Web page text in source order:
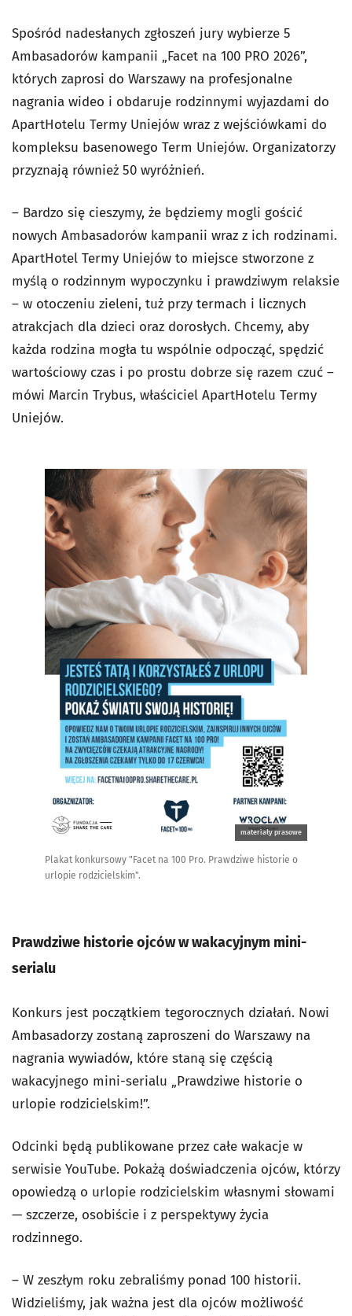
Spośród nadesłanych zgłoszeń jury wybierze 5
Ambasadorów kampanii „Facet na 100 PRO 2026”,
których zaprosi do Warszawy na profesjonalne
nagrania wideo i obdaruje rodzinnymi wyjazdami do
ApartHotelu Termy Uniejów wraz z wejściówkami do
kompleksu basenowego Term Uniejów. Organizatorzy
przyznają również 50 wyróżnień.
– Bardzo się cieszymy, że będziemy mogli gościć
nowych Ambasadorów kampanii wraz z ich rodzinami.
ApartHotel Termy Uniejów to miejsce stworzone z
myślą o rodzinnym wypoczynku i prawdziwym relaksie
– w otoczeniu zieleni, tuż przy termach i licznych
atrakcjach dla dzieci oraz dorosłych. Chcemy, aby
każda rodzina mogła tu wspólnie odpocząć, spędzić
wartościowy czas i po prostu dobrze się razem czuć –
mówi Marcin Trybus, właściciel ApartHotelu Termy
Uniejów.
materiały prasowe
Plakat konkursowy "Facet na 100 Pro. Prawdziwe historie o
urlopie rodzicielskim".
Prawdziwe historie ojców w wakacyjnym mini-
serialu
Konkurs jest początkiem tegorocznych działań. Nowi
Ambasadorzy zostaną zaproszeni do Warszawy na
nagrania wywiadów, które staną się częścią
wakacyjnego mini-serialu „Prawdziwe historie o
urlopie rodzicielskim!”.
Odcinki będą publikowane przez całe wakacje w
serwisie YouTube. Pokażą doświadczenia ojców, którzy
opowiedzą o urlopie rodzicielskim własnymi słowami
— szczerze, osobiście i z perspektywy życia
rodzinnego.
– W zeszłym roku zebraliśmy ponad 100 historii.
Widzieliśmy, jak ważna jest dla ojców możliwość